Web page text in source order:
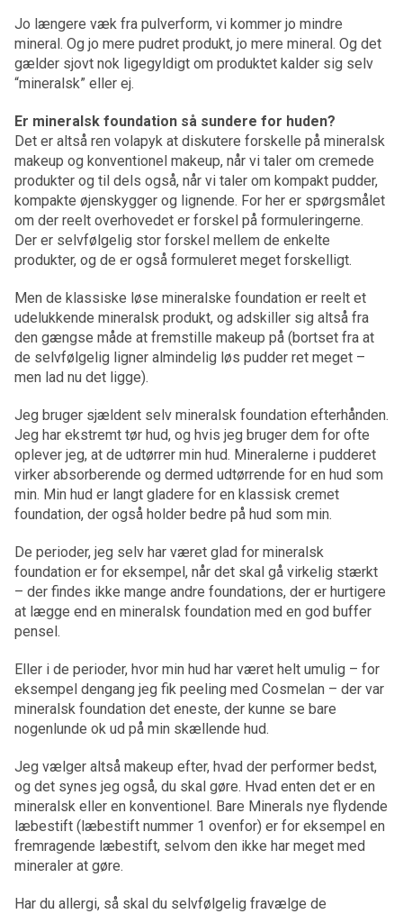
Jo længere væk fra pulverform, vi kommer jo mindre
mineral. Og jo mere pudret produkt, jo mere mineral. Og det
gælder sjovt nok ligegyldigt om produktet kalder sig selv
“mineralsk” eller ej.
Er mineralsk foundation så sundere for huden?
Det er altså ren volapyk at diskutere forskelle på mineralsk
makeup og konventionel makeup, når vi taler om cremede
produkter og til dels også, når vi taler om kompakt pudder,
kompakte øjenskygger og lignende. For her er spørgsmålet
om der reelt overhovedet er forskel på formuleringerne.
Der er selvfølgelig stor forskel mellem de enkelte
produkter, og de er også formuleret meget forskelligt.
Men de klassiske løse mineralske foundation er reelt et
udelukkende mineralsk produkt, og adskiller sig altså fra
den gængse måde at fremstille makeup på (bortset fra at
de selvfølgelig ligner almindelig løs pudder ret meget –
men lad nu det ligge).
Jeg bruger sjældent selv mineralsk foundation efterhånden.
Jeg har ekstremt tør hud, og hvis jeg bruger dem for ofte
oplever jeg, at de udtørrer min hud. Mineralerne i pudderet
virker absorberende og dermed udtørrende for en hud som
min. Min hud er langt gladere for en klassisk cremet
foundation, der også holder bedre på hud som min.
De perioder, jeg selv har været glad for mineralsk
foundation er for eksempel, når det skal gå virkelig stærkt
– der findes ikke mange andre foundations, der er hurtigere
at lægge end en mineralsk foundation med en god buffer
pensel.
Eller i de perioder, hvor min hud har været helt umulig – for
eksempel dengang jeg fik peeling med Cosmelan – der var
mineralsk foundation det eneste, der kunne se bare
nogenlunde ok ud på min skællende hud.
Jeg vælger altså makeup efter, hvad der performer bedst,
og det synes jeg også, du skal gøre. Hvad enten det er en
mineralsk eller en konventionel. Bare Minerals nye flydende
læbestift (læbestift nummer 1 ovenfor) er for eksempel en
fremragende læbestift, selvom den ikke har meget med
mineraler at gøre.
Har du allergi, så skal du selvfølgelig fravælge de